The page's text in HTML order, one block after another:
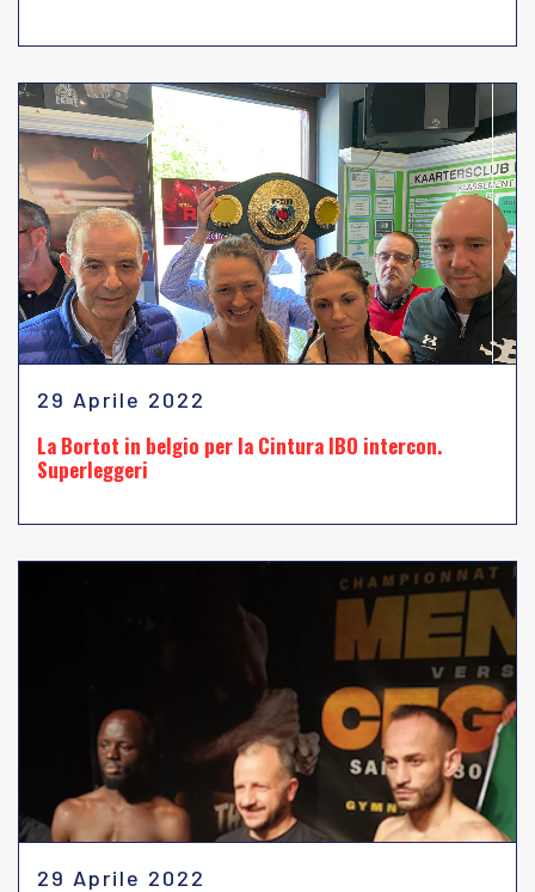
29 Aprile 2022
La Bortot in belgio per la Cintura IBO intercon.
Superleggeri
29 Aprile 2022